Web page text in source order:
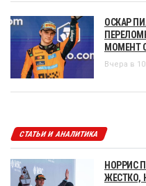
ОСКАР
МОМЕНТ
Вчера в
СТАТЬИ И АНАЛИТИКА
НОРРИС
ЖЕСТКО,